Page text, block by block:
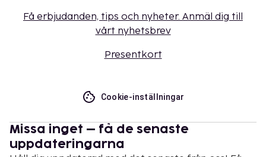
Få erbjudanden, tips och nyheter. Anmäl dig till
vårt nyhetsbrev
Presentkort
Cookie-inställningar
Missa inget – få de senaste
uppdateringarna